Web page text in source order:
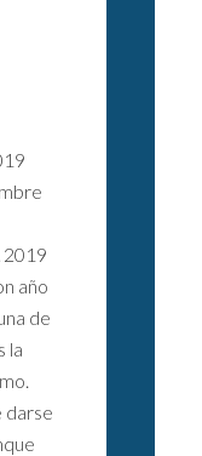
2019
año
de
la
darse